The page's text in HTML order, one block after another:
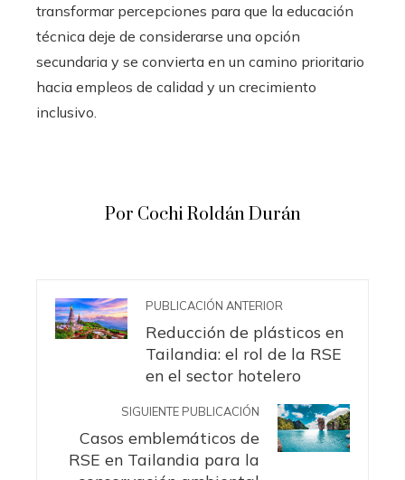
transformar percepciones para que la educación
técnica deje de considerarse una opción
secundaria y se convierta en un camino prioritario
hacia empleos de calidad y un crecimiento
inclusivo.
Por Cochi Roldán Durán
PUBLICACIÓN ANTERIOR
Reducción de plásticos en
Tailandia: el rol de la RSE
en el sector hotelero
SIGUIENTE PUBLICACIÓN
Casos emblemáticos de
RSE en Tailandia para la